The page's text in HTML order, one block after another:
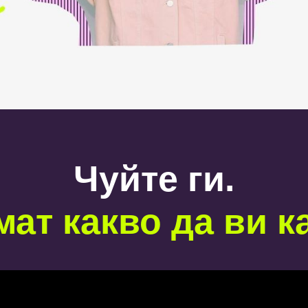
Чуйте ги.
какво да ви